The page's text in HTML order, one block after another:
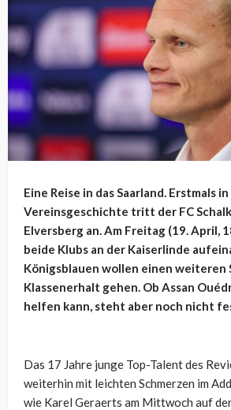
Eine Reise in das Saarland. Erstmals
Vereinsgeschichte tritt der FC
Elversberg an. Am Freitag (19. April,
beide Klubs an der Kaiserlinde
Königsblauen wollen einen
Klassenerhalt gehen. Ob Assan
helfen kann, steht aber noch nicht
Das 17 Jahre junge Top-Talent des
weiterhin mit leichten Schmerzen im
wie Karel Geraerts am Mittwoch auf